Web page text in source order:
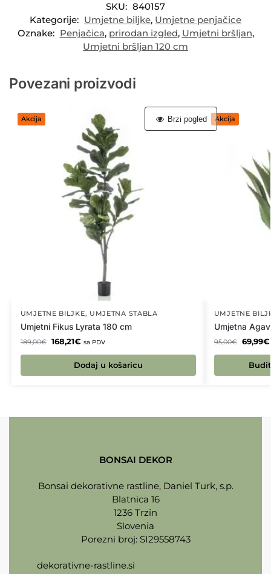
SKU: 840157
Kategorije: Umjetne biljke, Umjetne penjačice
Oznake: Penjačica, prirodan izgled, Umjetni bršljan,
Umjetni bršljan 120 cm
Povezani proizvodi
Akcija
UMJETNE BILJKE, UMJETNA STABLA
Umjetni Fikus Lyrata 180 cm
189,00€ 168,21€ sa PDV
Dodaj u košaricu
Brzi pogled Akcija
UMJETNE
Umjetna
95,00€ 69,99€
BONSAI DEKOR
Bonsai dekorativne rastline, Daniel Turk, s.p.
Blatnica 16
1236 Trzin
Slovenia
Porezni broj: SI29558743
dekorativne-rastline.si